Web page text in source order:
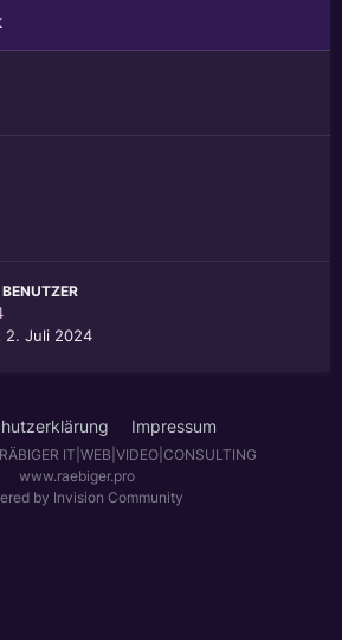
2. Juli 2024
Impressum
IT|WEB|VIDEO|CONSULTING
www.raebiger.pro
by Invision Community